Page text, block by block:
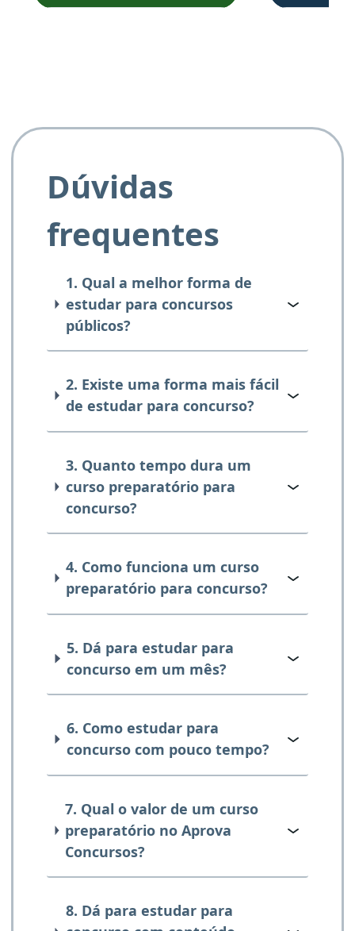
Dúvidas
frequentes
1. Qual a melhor forma de
estudar para concursos
públicos?
2. Existe uma forma mais fácil
de estudar para concurso?
3. Quanto tempo dura um
curso preparatório para
concurso?
4. Como funciona um curso
preparatório para concurso?
5. Dá para estudar para
concurso em um mês?
6. Como estudar para
concurso com pouco tempo?
7. Qual o valor de um curso
preparatório no Aprova
Concursos?
8. Dá para estudar para